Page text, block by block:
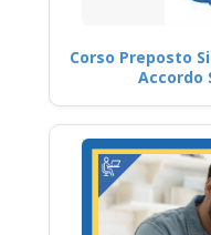
Corso Preposto
Accordo